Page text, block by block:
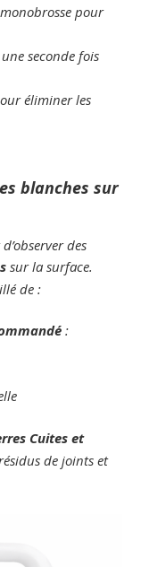
pour
seconde fois
éliminer les
blanches sur
des
sur la surface.
de :
:
Cuites et
de joints et